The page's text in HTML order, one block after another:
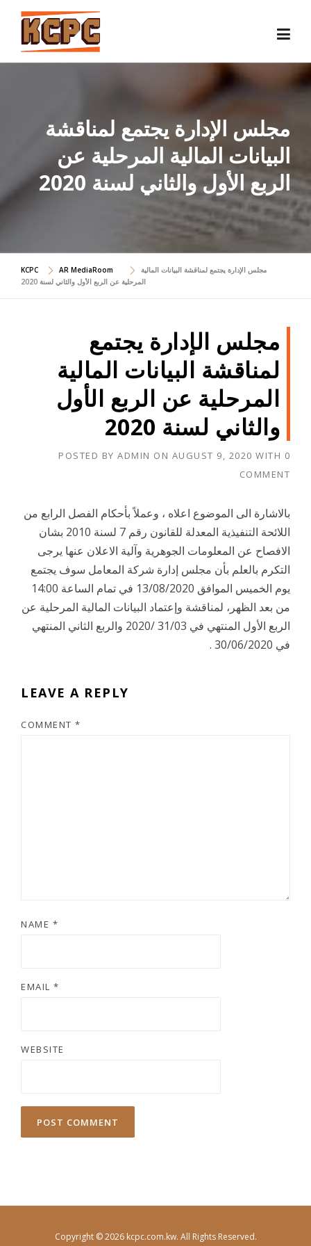
Skip
content
مجلس الإدارة يجتمع لمناقشة
البيانات المالية المرحلية عن
الربع الأول والثاني لسنة 2020
KCPC AR MediaRoom
مجلس الإدارة يجتمع لمناقشة البيانات المالية
المرحلية عن الربع الأول والثاني لسنة 2020
مجلس الإدارة يجتمع
لمناقشة البيانات المالية
المرحلية عن الربع الأول
والثاني لسنة 2020
POSTED BY ADMIN ON AUGUST 9, 2020 WITH 0
COMMENT
بالاشارة الى الموضوع اعلاه ، وعملاً بأحكام الفصل الرابع من
اللائحة التنفيذية المعدلة للقانون رقم 7 لسنة 2010 بشان
الافصاح عن المعلومات الجوهرية وآلية الاعلان عنها يرجى
التكرم بالعلم بأن مجلس إدارة شركة المعامل سوف يجتمع
يوم الخميس الموافق 13/08/2020 في تمام الساعة 14:00
من بعد الظهر، لمناقشة وإعتماد البيانات المالية المرحلية عن
الربع الأول المنتهي في 31/03 /2020 والربع الثاني المنتهي
في 30/06/2020 .
LEAVE A REPLY
COMMENT *
NAME *
EMAIL *
WEBSITE
Copyright © 2026 kcpc.com.kw. All Rights Reserved.